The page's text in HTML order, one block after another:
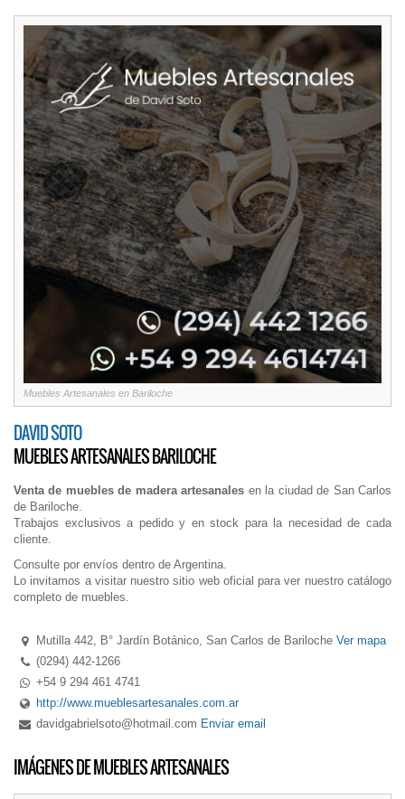
Muebles Artesanales en Bariloche
DAVID SOTO
MUEBLES ARTESANALES BARILOCHE
Venta de muebles de madera artesanales en la ciudad de San Carlos
de Bariloche.
Trabajos exclusivos a pedido y en stock para la necesidad de cada
cliente.
Consulte por envíos dentro de Argentina.
Lo invitamos a visitar nuestro sitio web oficial para ver nuestro catálogo
completo de muebles.
Mutilla 442, B° Jardín Botánico, San Carlos de Bariloche Ver mapa
(0294) 442-1266
+54 9 294 461 4741
http://www.mueblesartesanales.com.ar
davidgabrielsoto@hotmail.com Enviar email
IMÁGENES DE MUEBLES ARTESANALES